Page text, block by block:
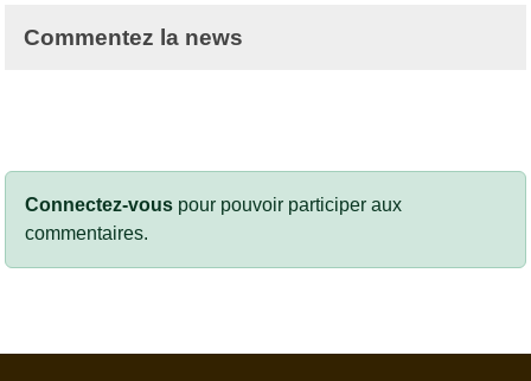
Commentez la news
Connectez-vous pour pouvoir participer aux
commentaires.